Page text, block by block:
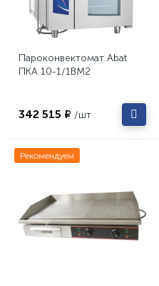
Пароконвектомат Abat
ПКА 10-1/1ВМ2
342 515 ₽ /шт
Рекомендуем